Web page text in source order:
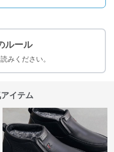
ルール
みください。
イテム